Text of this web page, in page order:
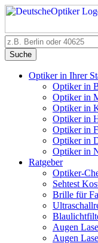
Suche
Optiker in Ihrer
Optiker in
Optiker in
Optiker in
Optiker in
Optiker in
Optiker in
Optiker in
Ratgeber
Optiker-
Sehtest
Brille für
Augen
Augen